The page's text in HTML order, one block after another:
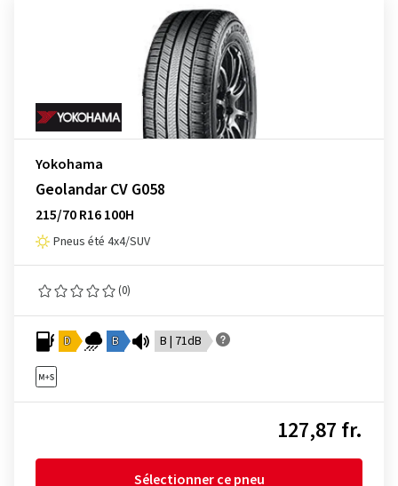
Yokohama
Geolandar CV G058
215/70 R16 100H
Pneus été 4x4/SUV
(0)
D B B | 71dB
127,87 fr.
Sélectionner ce pneu